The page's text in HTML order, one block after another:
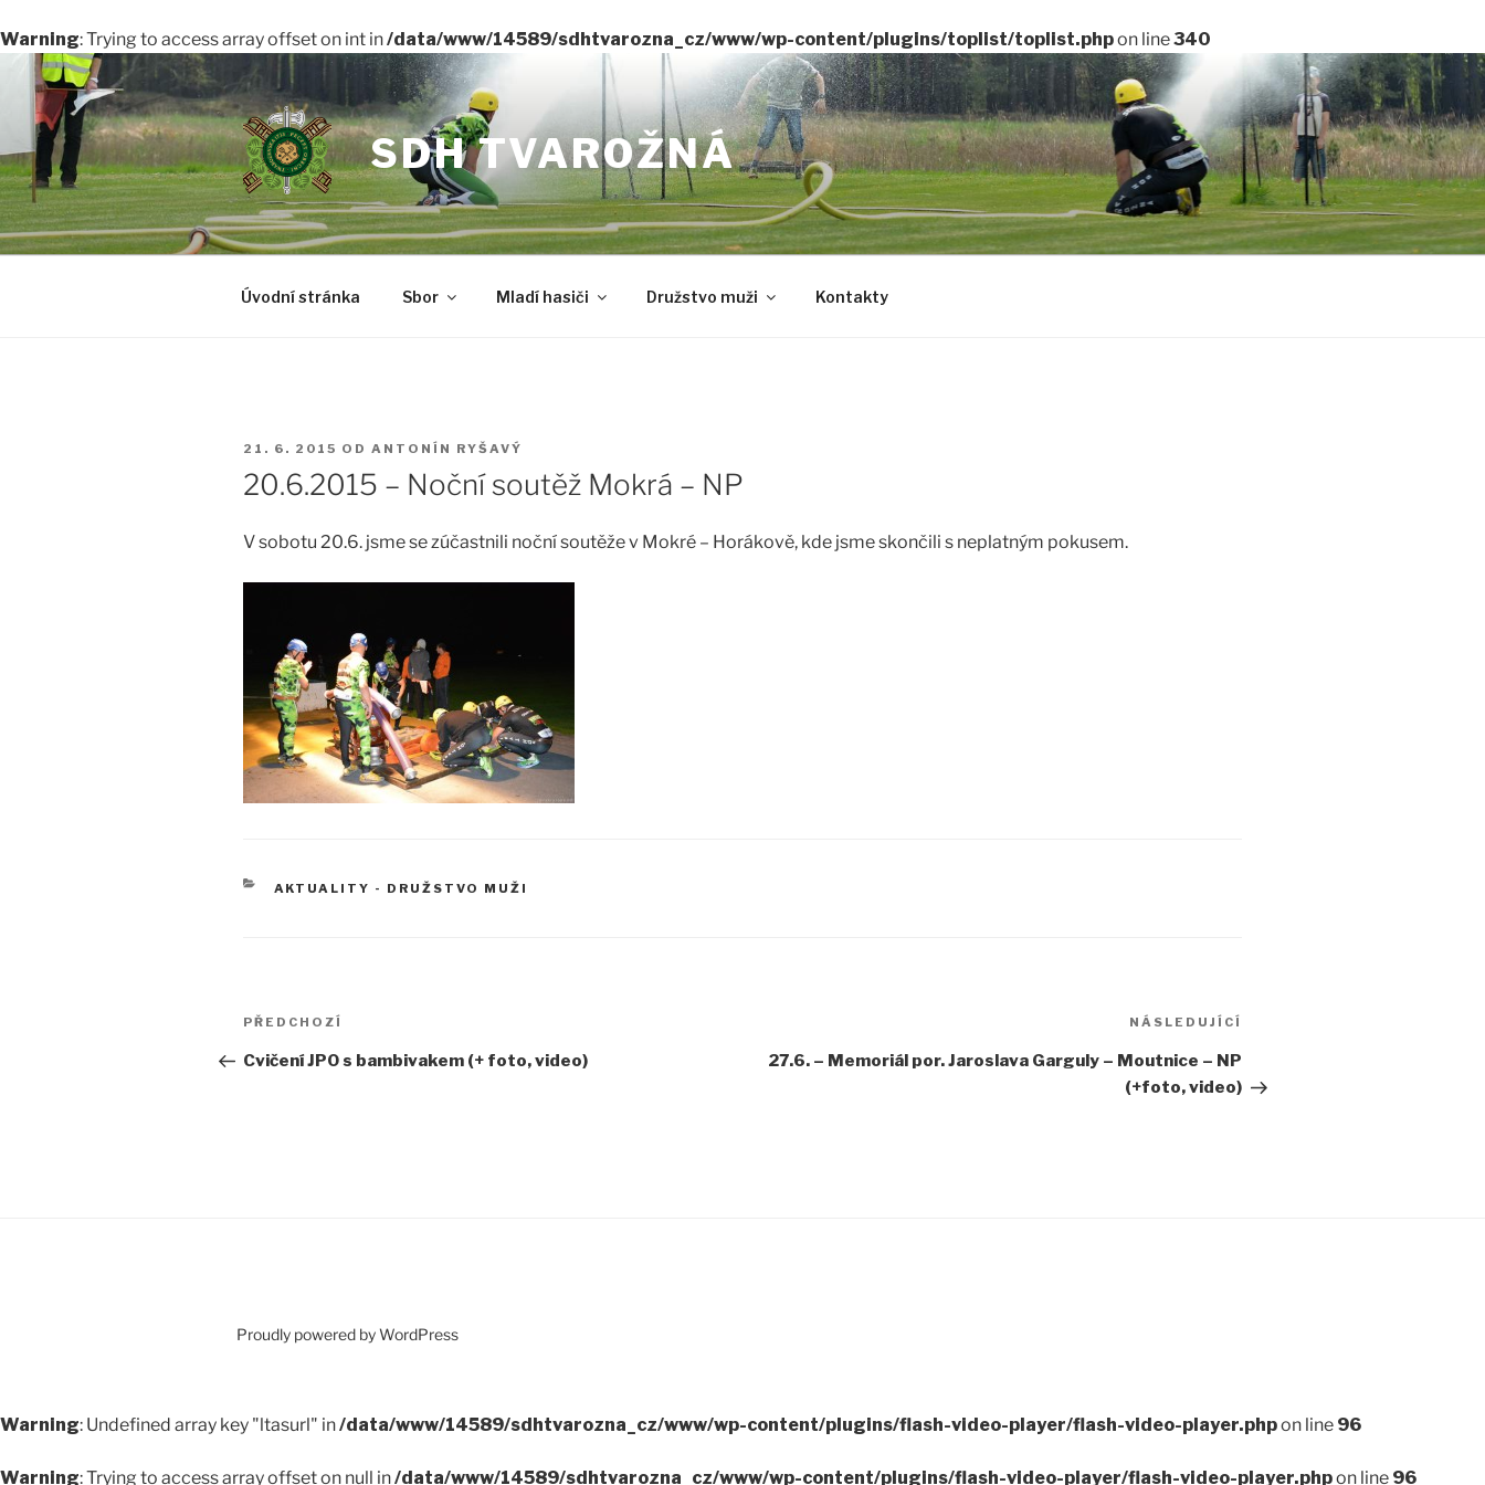
Warning: Trying to access array offset on int in/data/www/14589/sdhtvarozna_cz/www/wp-content/plugins/toplist/toplist.phpon line340
Přejít
obsahu
webu
SDH TVAROŽNÁ
Úvodní stránka Sbor Mladí hasiči Družstvo muži Kontakty
PUBLIKOVÁNO
21. 6. 2015 OD ANTONÍN RYŠAVÝ
20.6.2015 – Noční soutěž Mokrá – NP
V sobotu 20.6. jsme se zúčastnili noční soutěže v Mokré – Horákově, kde jsme skončili s neplatným pokusem.
RUBRIKY
AKTUALITY - DRUŽSTVO MUŽI
Navigace
pro
Předchozí
PŘEDCHOZÍ
Cvičení JPO s bambivakem (+ foto, video)
NÁSLEDUJÍCÍ
27.6. – Memoriál por. Jaroslava Garguly – Moutnice – NP
(+foto, video)
Proudly powered by WordPress
Warning: Undefined array key "ltasurl" in/data/www/14589/sdhtvarozna_cz/www/wp-content/plugins/flash-video-player/flash-video-player.phpon line 96
Warning: Trying to access array offset on null in/data/www/14589/sdhtvarozna_cz/www/wp-content/plugins/flash-video-player/flash-video-player.phpon line 96